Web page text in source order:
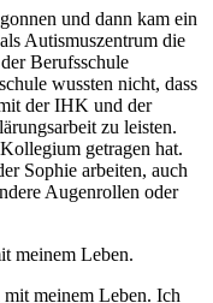
und dann kam ein
Autismuszentrum die
Berufsschule
wussten nicht, dass
der IHK und der
zu leisten.
getragen hat.
Sophie arbeiten, auch
Augenrollen oder
meinem Leben.
meinem Leben. Ich